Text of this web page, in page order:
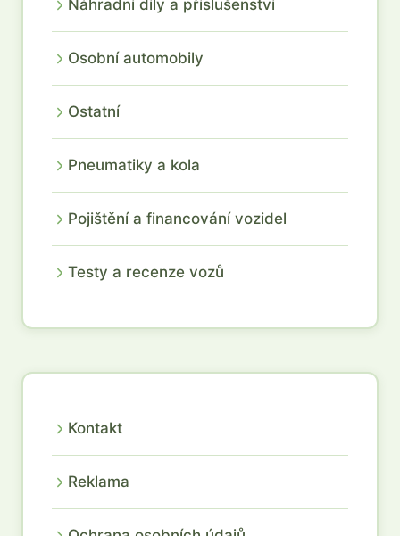
Náhradní díly a příslušenství
Osobní automobily
Ostatní
Pneumatiky a kola
Pojištění a financování vozidel
Testy a recenze vozů
Kontakt
Reklama